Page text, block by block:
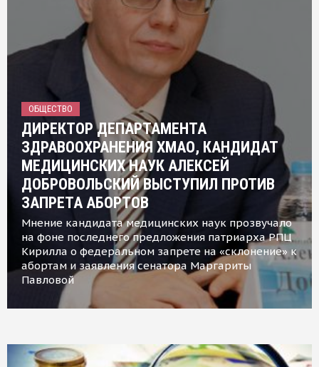
ОБЩЕСТВО
ДИРЕКТОР ДЕПАРТАМЕНТА
ЗДРАВООХРАНЕНИЯ ХМАО, КАНДИДАТ
МЕДИЦИНСКИХ НАУК АЛЕКСЕЙ
ДОБРОВОЛЬСКИЙ ВЫСТУПИЛ ПРОТИВ
ЗАПРЕТА АБОРТОВ
Мнение кандидата медицинских наук прозвучало
на фоне последнего предложения патриарха РПЦ
Кирилла о федеральном запрете на «склонение» к
абортам и заявления сенатора Маргариты
Павловой